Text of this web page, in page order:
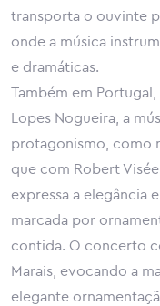
transporta o ouvinte
onde a música
e dramáticas.
Também em
Lopes Nogueira, a
protagonismo, como
que com Robert
expressa a elegância
marcada por
contida. O concerto
Marais, evocando a
elegante